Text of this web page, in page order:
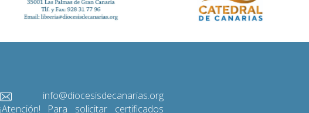
info@diocesisdecanarias.org
¡Atención! Para solicitar certificados